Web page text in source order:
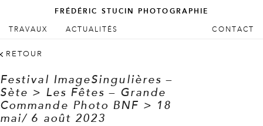
FRÉDÉRIC STUCIN PHOTOGRAPHIE
Menu principal
ALLER AU CONTENU PRINCIPAL
ALLER AU CONTENU SECONDAIRE
TRAVAUX ACTUALITÉS CONTACT
RETOUR
Festival ImageSingulières –
Sète > Les Fêtes – Grande
Commande Photo BNF > 18
mai/ 6 août 2023